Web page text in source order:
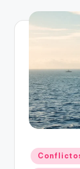
Publicado
en